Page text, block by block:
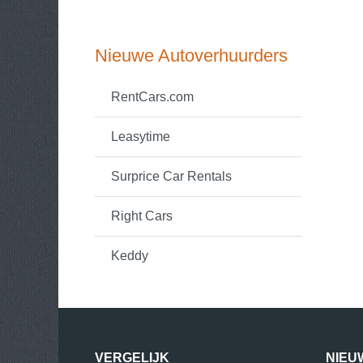
Nieuwe Autoverhuurders
RentCars.com
Leasytime
Surprice Car Rentals
Right Cars
Keddy
VERGELIJK